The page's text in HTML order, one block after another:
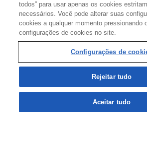
Configurações de
REALIZAÇÃO:
TERMOS DE USO
POLÍTICA DE
SERVIÇO DE ATENDIMENTO AO
todos” para usar apenas os cookies
necessários. Você pode alterar suas
cookies a qualquer momento pressionando
configurações de cookies no site.
Configurações de
Rejeitar tudo
Aceitar tudo